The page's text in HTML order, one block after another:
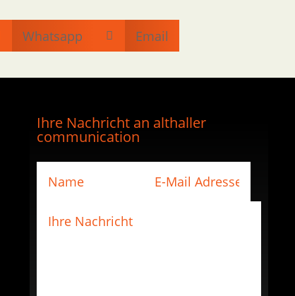
Whatsapp  Email
Ihre Nachricht an althaller
communication